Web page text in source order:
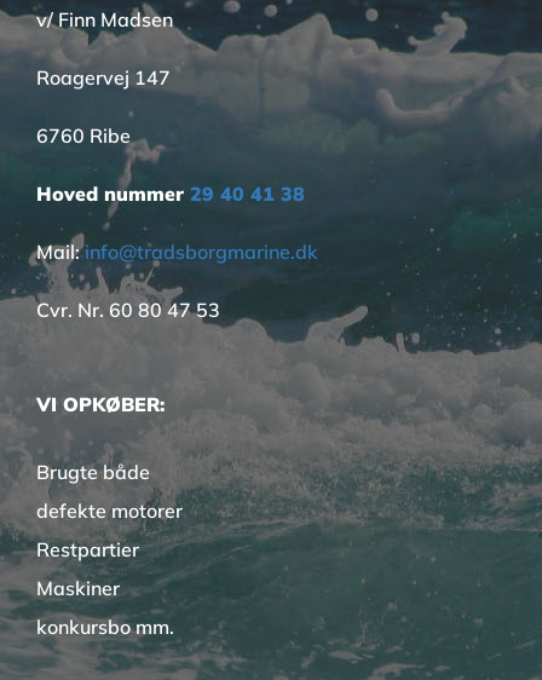
v/ Finn Madsen
Roagervej 147
6760 Ribe
Hoved nummer 29 40 41 38
Mail:info@tradsborgmarine.dk
Cvr. Nr. 60 80 47 53
VI OPKØBER:
Brugte både
defekte motorer
Restpartier
Maskiner
konkursbo mm.